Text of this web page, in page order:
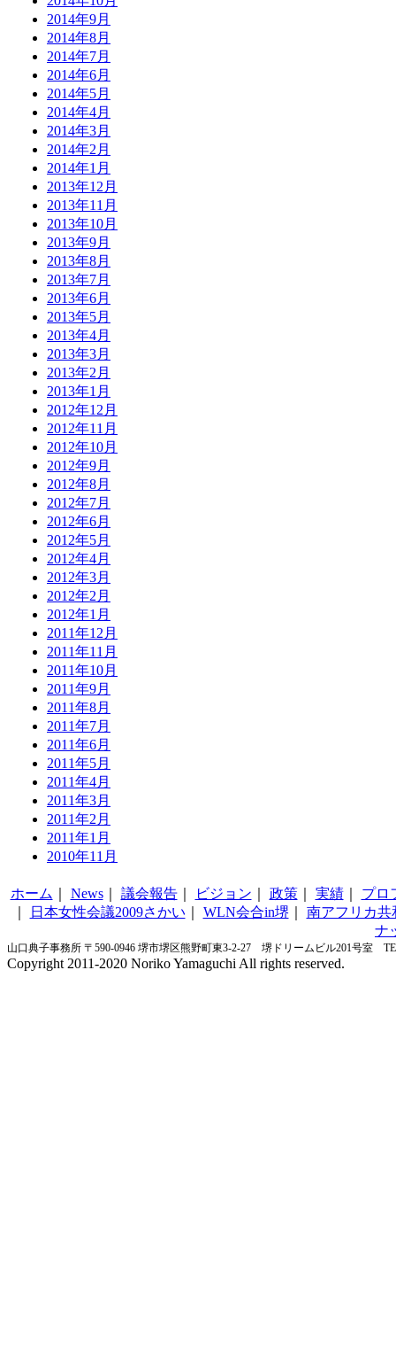
2014年9月
2014年8月
2014年7月
2014年6月
2014年5月
2014年4月
2014年3月
2014年2月
2014年1月
2013年12月
2013年11月
2013年10月
2013年9月
2013年8月
2013年7月
2013年6月
2013年5月
2013年4月
2013年3月
2013年2月
2013年1月
2012年12月
2012年11月
2012年10月
2012年9月
2012年8月
2012年7月
2012年6月
2012年5月
2012年4月
2012年3月
2012年2月
2012年1月
2011年12月
2011年11月
2011年10月
2011年9月
2011年8月
2011年7月
2011年6月
2011年5月
2011年4月
2011年3月
2011年2月
2011年1月
2010年11月
ホーム News｜ 議会報告｜ ビジョン 政策｜ 実績｜ プロ
日本女性会議2009さかい WLN会合in堺
南アフリカ共
ナ
山口典子事務所 〒590-0946 堺市堺区熊野町東3-2-27 堺ドリームビル201号室
Copyright 2011-2020 Noriko Yamaguchi All rights reserved.